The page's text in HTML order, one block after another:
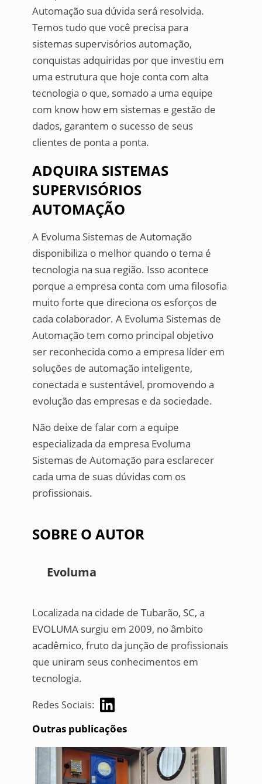
Automação sua dúvida será resolvida.
Temos tudo que você precisa para
sistemas supervisórios automação,
conquistas adquiridas por que investiu em
uma estrutura que hoje conta com alta
tecnologia o que, somado a uma equipe
com know how em sistemas e gestão de
dados, garantem o sucesso de seus
clientes de ponta a ponta.
ADQUIRA SISTEMAS
SUPERVISÓRIOS
AUTOMAÇÃO
A Evoluma Sistemas de Automação
disponibiliza o melhor quando o tema é
tecnologia na sua região. Isso acontece
porque a empresa conta com uma filosofia
muito forte que direciona os esforços de
cada colaborador. A Evoluma Sistemas de
Automação tem como principal objetivo
ser reconhecida como a empresa líder em
soluções de automação inteligente,
conectada e sustentável, promovendo a
evolução das empresas e da sociedade.
Não deixe de falar com a equipe
especializada da empresa Evoluma
Sistemas de Automação para esclarecer
cada uma de suas dúvidas com os
profissionais.
SOBRE O AUTOR
Evoluma
Localizada na cidade de Tubarão, SC, a
EVOLUMA surgiu em 2009, no âmbito
acadêmico, fruto da junção de profissionais
que uniram seus conhecimentos em
tecnologia.
Redes Sociais:
Outras publicações